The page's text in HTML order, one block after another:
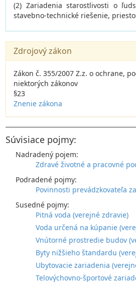
(2) Zariadenia starostlivosti o
stavebno-technické riešenie,
Zdrojový zákon
Zákon č. 355/2007 Z.z. o ochrane,
niektorých zákonov
§23
Znenie zákona
Súvisiace pojmy:
Nadradený pojem:
Zdravé životné a pracovné
Podradené pojmy:
Povinnosti prevádzkovateľa
Susedné pojmy:
Pitná voda (verejné zdravie)
Voda určená na kúpanie
Vnútorné prostredie budov
Byty nižšieho štandardu
Ubytovacie zariadenia
Telovýchovno-športové